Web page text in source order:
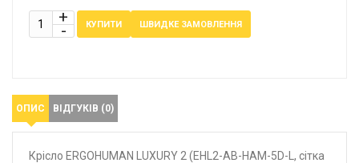
КУПИТИ ШВИДКЕ ЗАМОВЛЕННЯ
ОПИС ВІДГУКІВ (0)
Крісло ERGOHUMAN LUXURY 2 (EHL2-AB-HAM-5D-L, сітка